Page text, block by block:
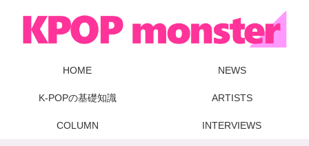
HOME NEWS
K-POPの基礎知識 ARTISTS
COLUMN INTERVIEWS